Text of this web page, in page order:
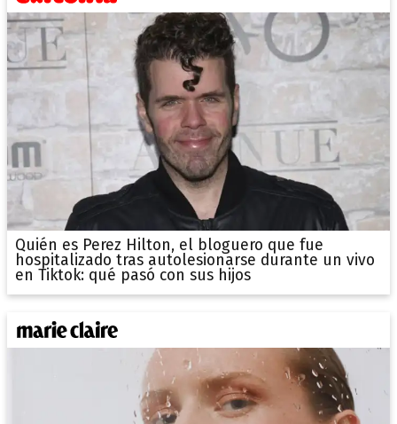
Quién es Perez Hilton, el bloguero que fue
hospitalizado tras autolesionarse durante un vivo
en Tiktok: qué pasó con sus hijos